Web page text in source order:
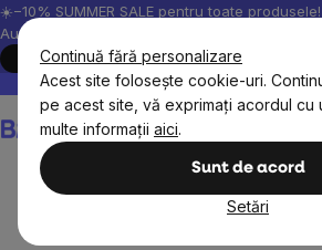
Continuă fără personalizare
Acest site folosește cookie-uri.
pe acest site, vă exprimați acordul cu
multe informații aici.
Sunt de acord
Setări
Treci
la
conținut
☀️−10% SUMMER SALE pentru toate
August, 2026.
Cumpără acum
Peste 200.000 de recenzii verificate